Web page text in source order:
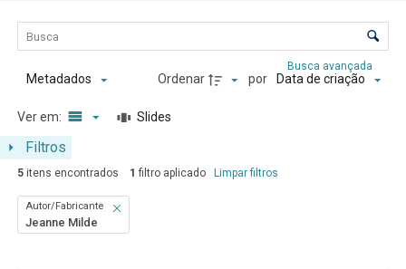
Lista de itens
Controle de ordenação e visualização
Filtros
Busca avançada
Metadados Ordenar por Data de criação
Ver em: Slides
5itens encontrados 1 filtro aplicado Limpar filtros
Autor/Fabricante
Jeanne Milde